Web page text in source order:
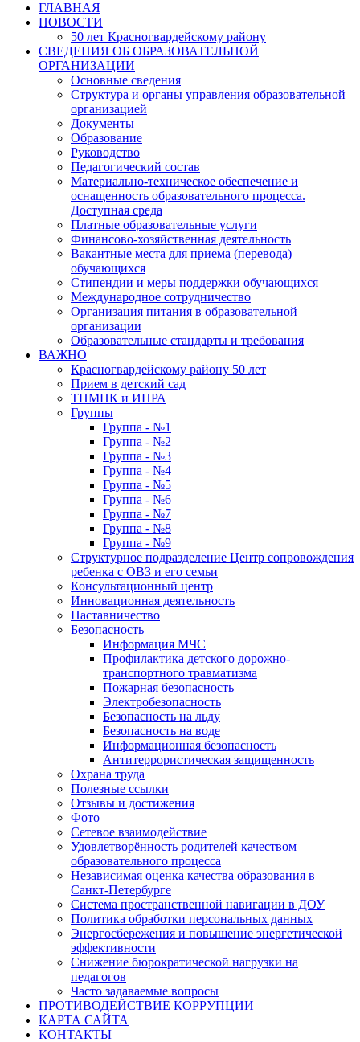
ГЛАВНАЯ
НОВОСТИ
50 лет Красногвардейскому району
СВЕДЕНИЯ ОБ ОБРАЗОВАТЕЛЬНОЙ
ОРГАНИЗАЦИИ
Основные сведения
Структура и органы управления образовательной
организацией
Документы
Образование
Руководство
Педагогический состав
Материально-техническое обеспечение и
оснащенность образовательного процесса.
Доступная среда
Платные образовательные услуги
Финансово-хозяйственная деятельность
Вакантные места для приема (перевода)
обучающихся
Стипендии и меры поддержки обучающихся
Международное сотрудничество
Организация питания в образовательной
организации
Образовательные стандарты и требования
ВАЖНО
Красногвардейскому району 50 лет
Прием в детский сад
ТПМПК и ИПРА
Группы
Группа - №1
Группа - №2
Группа - №3
Группа - №4
Группа - №5
Группа - №6
Группа - №7
Группа - №8
Группа - №9
Структурное подразделение Центр сопровождения
ребенка с ОВЗ и его семьи
Консультационный центр
Инновационная деятельность
Наставничество
Безопасность
Информация МЧС
Профилактика детского дорожно-
транспортного травматизма
Пожарная безопасность
Электробезопасность
Безопасность на льду
Безопасность на воде
Информационная безопасность
Антитеррористическая защищенность
Охрана труда
Полезные ссылки
Отзывы и достижения
Фото
Сетевое взаимодействие
Удовлетворённость родителей качеством
образовательного процесса
Независимая оценка качества образования в
Санкт-Петербурге
Система пространственной навигации в ДОУ
Политика обработки персональных данных
Энергосбережения и повышение энергетической
эффективности
Снижение бюрократической нагрузки на
педагогов
Часто задаваемые вопросы
ПРОТИВОДЕЙСТВИЕ КОРРУПЦИИ
КАРТА САЙТА
КОНТАКТЫ